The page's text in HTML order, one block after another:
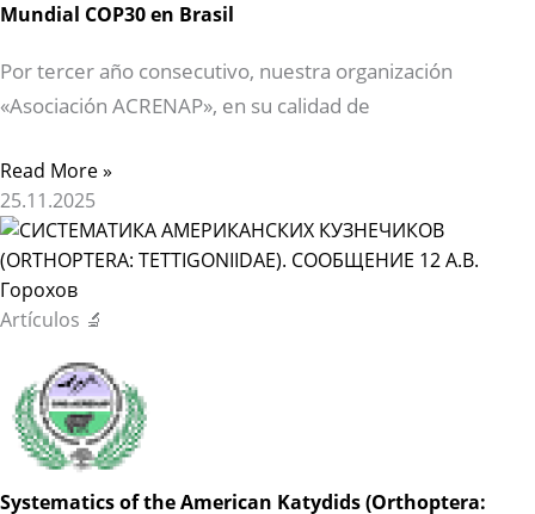
Mundial COP30 en Brasil
Por tercer año consecutivo, nuestra organización
«Asociación ACRENAP», en su calidad de
Read More »
25.11.2025
Artículos 🔬
Systematics of the American Katydids (Orthoptera: